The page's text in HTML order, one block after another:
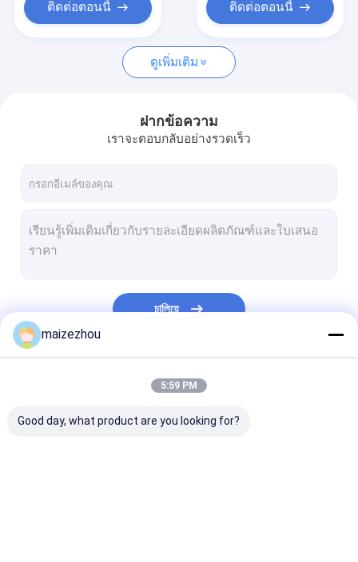
เครื่องเป่าสเปรย์แรงเหวี่ยงความเร็วสูง
ไมโครเวฟเครื่องอบสูญญากาศ
เครื่องเป่าพ่นแรงดัน
เครื่องผสมริบบิ้นแนวนอน
เครื่องผสมผงชนิด V
เครื่องอบแห้งอุตสาหกรรม
ติดต่อตอนนี้ ติดต่อตอนนี้
ดูเพิ่มเติม
ฝากข้อความ
เราจะตอบกลับอย่างรวดเร็ว
চালিয়ে
maizezhou
5:59 PM
Good day, what product are you looking for?